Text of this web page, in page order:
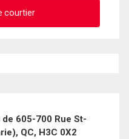
courtier
cette inscription
605-700 Rue St-
QC, H3C 0X2